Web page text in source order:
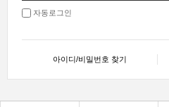
자동로그인
아이디/비밀번호 찾기